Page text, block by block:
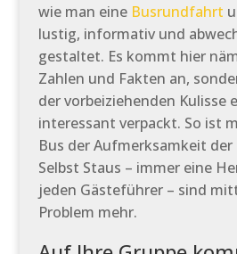
wie man eine Busrundfahrt
lustig, informativ und
gestaltet. Es kommt hier
Zahlen und Fakten an,
der vorbeiziehenden Kulisse
interessant verpackt. So ist
Bus der Aufmerksamkeit der
Selbst Staus – immer eine
jeden Gästeführer – sind
Problem mehr.